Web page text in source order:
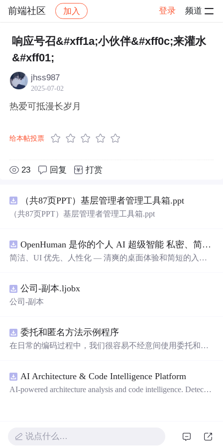
前端社区 加入 登录 频道
社区 前端社区 感慨 帖子详情
响应号召&#xff1a;小伙伴&#xff0c;来灌水
&#xff01;
jhss987
2025-07-02
热爱可抵漫长岁月
给本帖投票
23 回复 打赏
（共87页PPT）基层管理者管理工具箱.ppt
（共87页PPT）基层管理者管理工具箱.ppt
OpenHuman 是你的个人 AI 超级智能 私密、简洁、极其强大
简洁、UI 优先、人性化 — 清爽的桌面体验和简短的入门
吉祥物，会说话、能感知周围环境、可作为真实参与者加
入你的 Google Meet 会议、跨周记住你，即使你停止输入
公司-副本.ljobx
公司-副本
委托和匿名方法示例程序
在日常的编码过程中，我们很容易不经意间使用委托和匿
的完整项目示例。
AI Architecture & Code Intelligence Platform
AI-powered architecture analysis and code intelligence. Detects
说点什么…